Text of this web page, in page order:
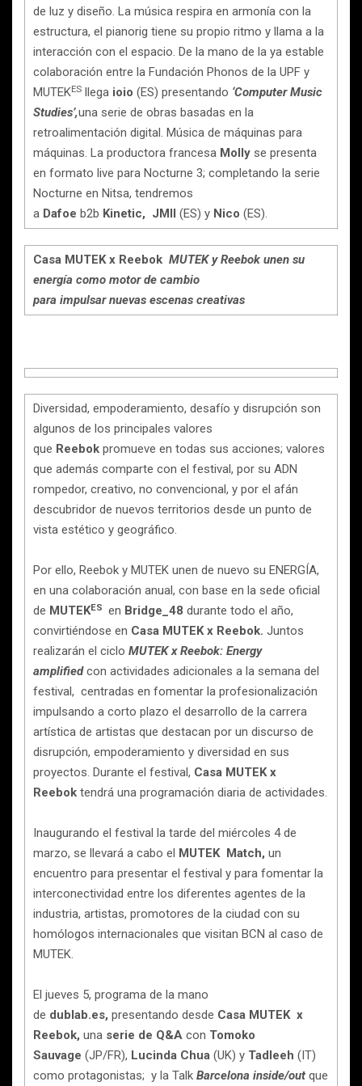
de luz y diseño. La música respira en armonía con la
estructura, el pianorig tiene su propio ritmo y llama a la
interacción con el espacio. De la mano de la ya estable
colaboración entre la Fundación Phonos de la UPF y
MUTEKES llega ioio (ES) presentando ‘Computer Music
Studies’,una serie de obras basadas en la
retroalimentación digital. Música de máquinas para
máquinas. La productora francesa Molly se presenta
en formato live para Nocturne 3; completando la serie
Nocturne en Nitsa, tendremos
a Dafoe b2b Kinetic, JMII (ES) y Nico (ES).
Casa MUTEK x Reebok MUTEK y Reebok unen su
energía como motor de cambio
para impulsar nuevas escenas creativas
Diversidad, empoderamiento, desafío y disrupción son
algunos de los principales valores
que Reebok promueve en todas sus acciones; valores
que además comparte con el festival, por su ADN
rompedor, creativo, no convencional, y por el afán
descubridor de nuevos territorios desde un punto de
vista estético y geográfico.
Por ello, Reebok y MUTEK unen de nuevo su ENERGÍA,
en una colaboración anual, con base en la sede oficial
de MUTEKES en Bridge_48 durante todo el año,
convirtiéndose en Casa MUTEK x Reebok. Juntos
realizarán el ciclo MUTEK x Reebok: Energy
amplifiedcon actividades adicionales a la semana del
festival, centradas en fomentar la profesionalización
impulsando a corto plazo el desarrollo de la carrera
artística de artistas que destacan por un discurso de
disrupción, empoderamiento y diversidad en sus
proyectos. Durante el festival, Casa MUTEK x
Reebok tendrá una programación diaria de actividades.
Inaugurando el festival la tarde del miércoles 4 de
marzo, se llevará a cabo el MUTEK Match, un
encuentro para presentar el festival y para fomentar la
interconectividad entre los diferentes agentes de la
industria, artistas, promotores de la ciudad con su
homólogos internacionales que visitan BCN al caso de
MUTEK.
El jueves 5, programa de la mano
de dublab.es, presentando desde Casa MUTEK x
Reebok, una serie de Q&A con Tomoko
Sauvage (JP/FR), Lucinda Chua (UK) y Tadleeh (IT)
como protagonistas; y la Talk Barcelona inside/out que